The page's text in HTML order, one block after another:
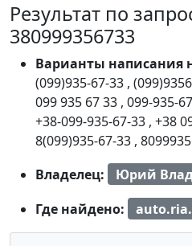
Результат по
380999356733
Варианты написания
(099)935-67-33 ,
099 935 67 33 , 099-935-
+38-099-935-67-33 , +38
8(099)935-67-33 ,
Владелец:
Юрий
Где найдено: